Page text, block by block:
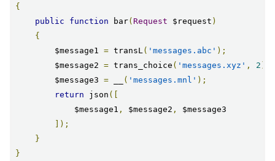
{
public
function bar( Request $request )
{
        $message1
= transL( 'messages.abc' );
        $message2
= trans_choice ( 'messages.xyz' , 2 );
        $message3
= ( 'messages.mnl' );
return json ([
            $message1
, $message2 ,
$message3
]);
}
}